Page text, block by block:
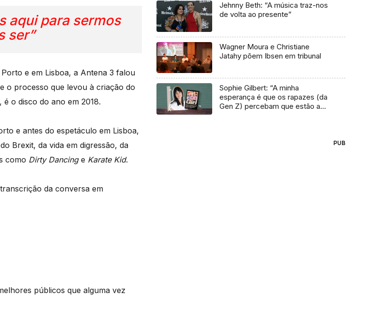
aqui para sermos
ser”
e em Lisboa, a Antena 3 falou
o processo que levou à criação do
o disco do ano em 2018.
e antes do espetáculo em Lisboa,
Brexit, da vida em digressão, da
como Dirty Dancinge Karate Kid.
da conversa em
públicos que alguma vez
Jehnny Beth: “A música traz-nos
de volta ao presente”
Wagner Moura e Christiane
Jatahy põem Ibsen em tribunal
Sophie Gilbert: “A minha
esperança é que os rapazes (da
Gen Z) percebam que estão a
PUB